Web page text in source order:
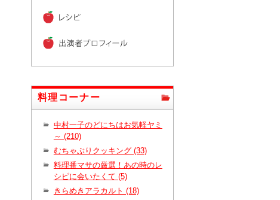
料理コーナー
中村一子のどにちはお気軽ヤミ
～ (210)
むちゃぶりクッキング (33)
料理番マサの厳選！あの時のレ
シピに会いたくて (5)
きらめきアラカルト (18)